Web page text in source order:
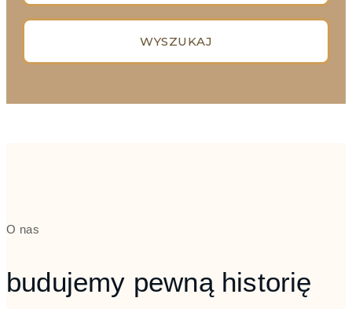
WYSZUKAJ
O nas
budujemy pewną historię